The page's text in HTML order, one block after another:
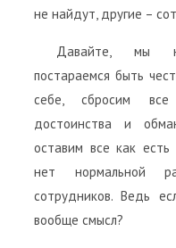
не найдут, другие –
Давайте, мы
постараемся быть
себе, сбросим все
достоинства и
оставим все как
нет нормальной
сотрудников. Ведь
вообще смысл?